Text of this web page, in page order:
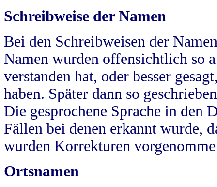
Schreibweise der Namen
Bei den Schreibweisen der
Namen wurden offensichtlich so
verstanden hat, oder besser
haben. Später dann so
Die gesprochene Sprache in
Fällen bei denen erkannt wurde,
wurden Korrekturen
Ortsnamen